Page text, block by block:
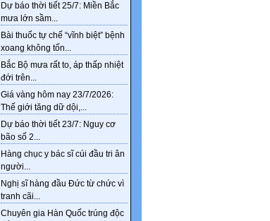
nickname tài khoản từ 1/4
Thêm 4 nhóm được hưởng
chính sách nghỉ hưu trước
tuổi theo Nghị định 178
Dự báo thời tiết 25/7: Miền Bắc
mưa lớn sầm...
Bài thuốc tự chế “vĩnh biệt” bệnh
xoang không tốn...
Bắc Bộ mưa rất to, áp thấp nhiệt
đới trên...
Giá vàng hôm nay 23/7/2026:
Thế giới tăng dữ dội,...
Dự báo thời tiết 23/7: Nguy cơ
bão số 2...
Hàng chục y bác sĩ cúi đầu tri ân
người...
Nghị sĩ hàng đầu Đức từ chức vì
tranh cãi...
Chuyên gia Hàn Quốc trúng độc